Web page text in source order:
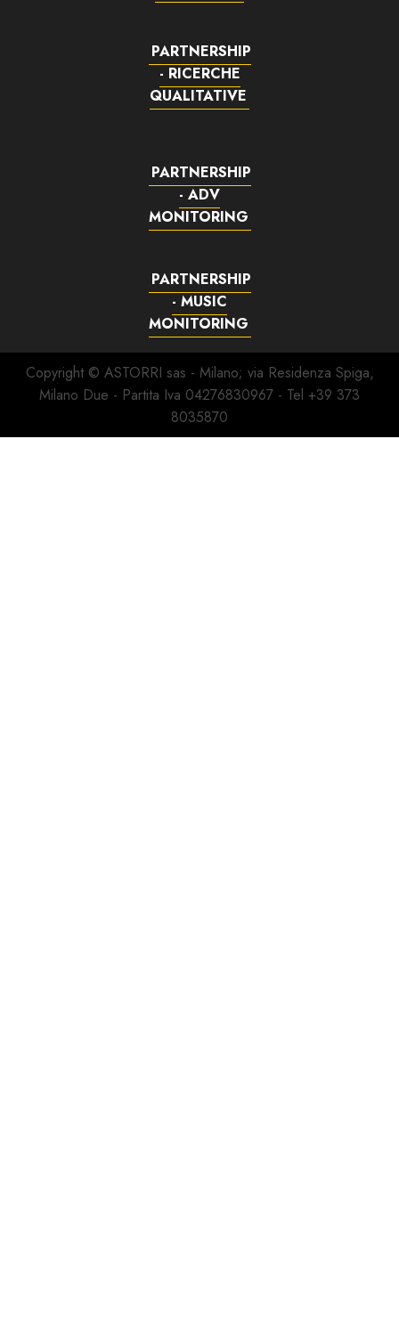
PARTNERSHIP
- RICERCHE
QUALITATIVE
PARTNERSHIP
- ADV
MONITORING
PARTNERSHIP
- MUSIC
MONITORING
Copyright © ASTORRI sas - Milano; via Residenza Spiga,
Milano Due - Partita Iva 04276830967 - Tel +39 373
8035870